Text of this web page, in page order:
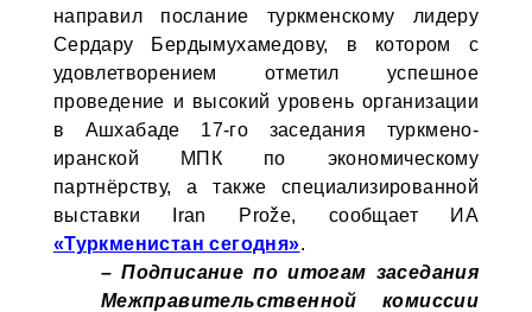
направил послание туркменскому лидеру
Сердару Бердымухамедову, в котором с
удовлетворением отметил успешное
проведение и высокий уровень организации
в Ашхабаде 17-го заседания туркмено-
иранской МПК по экономическому
партнёрству, а также специализированной
выставки Iran Prože, сообщает ИА
«Туркменистан сегодня».
– Подписание по итогам заседания
Межправительственной комиссии